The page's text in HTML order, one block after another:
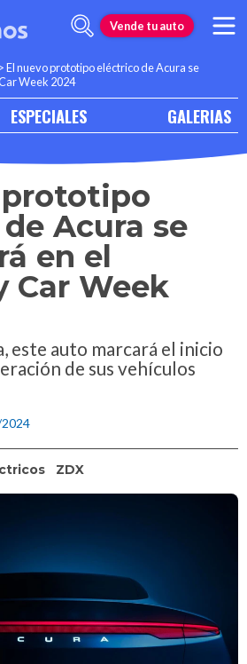
Vende tu auto
>El nuevo prototipo eléctrico de Acura se
Week 2024
ESPECIALES GALERIAS
prototipo
Acura se
en el
Car Week
este auto marcará el inicio
de sus vehículos
ZDX